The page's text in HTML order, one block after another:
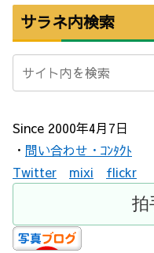
サラネ内検索
Since 2000年4月7日
・ 問い合わせ・ｺﾝﾀｸﾄ
Twitter
mixi flickr